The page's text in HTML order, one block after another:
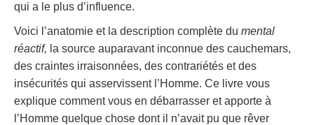
qui a le plus d’influence.
Voici l’anatomie et la description complète du mental
réactif, la source auparavant inconnue des cauchemars,
des craintes irraisonnées, des contrariétés et des
insécurités qui asservissent l’Homme. Ce livre vous
explique comment vous en débarrasser et apporte à
l’Homme quelque chose dont il n’avait pu que rêver